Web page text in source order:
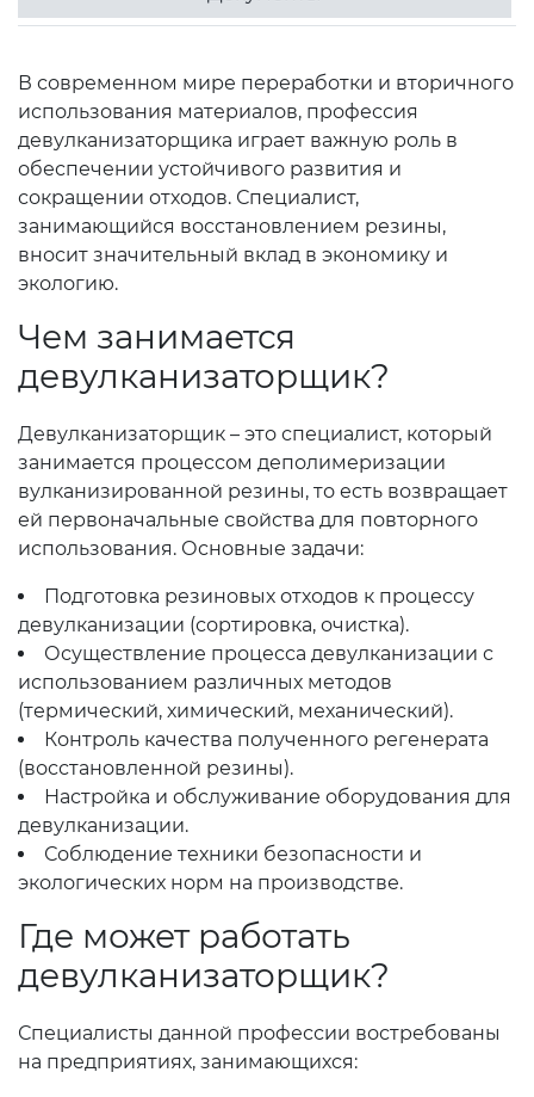
В современном мире переработки и вторичного
использования материалов, профессия
девулканизаторщика играет важную роль в
обеспечении устойчивого развития и
сокращении отходов. Специалист,
занимающийся восстановлением резины,
вносит значительный вклад в экономику и
экологию.
Чем занимается
девулканизаторщик?
Девулканизаторщик – это специалист, который
занимается процессом деполимеризации
вулканизированной резины, то есть возвращает
ей первоначальные свойства для повторного
использования. Основные задачи:
Подготовка резиновых отходов к процессу
девулканизации (сортировка, очистка).
Осуществление процесса девулканизации с
использованием различных методов
(термический, химический, механический).
Контроль качества полученного регенерата
(восстановленной резины).
Настройка и обслуживание оборудования для
девулканизации.
Соблюдение техники безопасности и
экологических норм на производстве.
Где может работать
девулканизаторщик?
Специалисты данной профессии востребованы
на предприятиях, занимающихся: